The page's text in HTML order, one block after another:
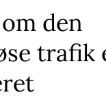
den
trafik